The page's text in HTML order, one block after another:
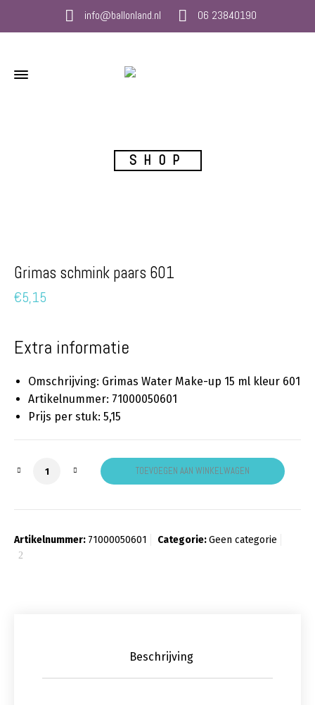
info@ballonland.nl 06 23840190
SHOP
Grimas schmink paars 601
€5,15
Extra informatie
Omschrijving: Grimas Water Make-up 15 ml kleur 601
Artikelnummer: 71000050601
Prijs per stuk: 5,15
Grimas schmink paars 601 aantal
TOEVOEGEN AAN WINKELWAGEN
Artikelnummer: 71000050601 Categorie:Geen categorie
Beschrijving